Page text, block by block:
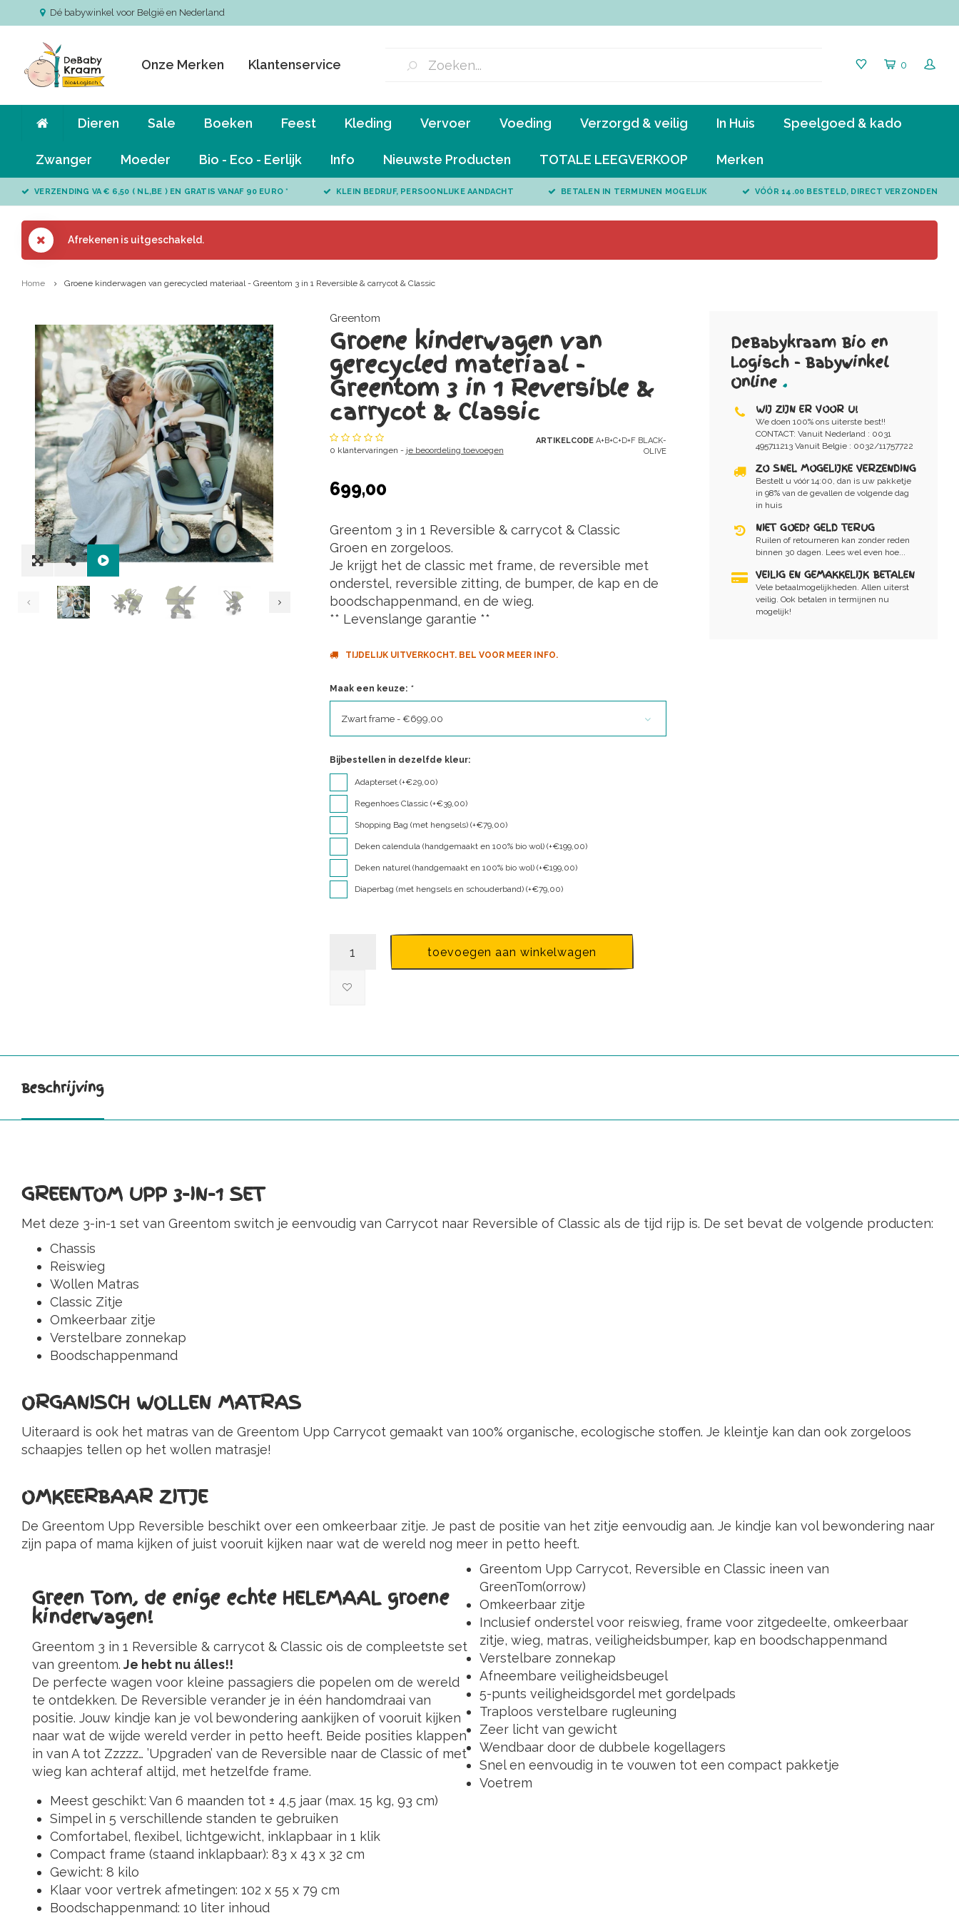
Dé babywinkel voor België en Nederland
Onze Merken Klantenservice 0
Dieren Sale Boeken Feest Kleding Vervoer Voeding Verzorgd & veilig In Huis Speelgoed & kado
Zwanger Moeder Bio - Eco - Eerlijk Info Nieuwste Producten TOTALE LEEGVERKOOP Merken
VERZENDING VA € 6,50 ( NL,BE ) EN GRATIS VANAF 90 EURO * KLEIN BEDRIJF, PERSOONLIJKE AANDACHT BETALEN IN TERMIJNEN MOGELIJK VÓÓR 14.00 BESTELD, DIRECT VERZONDEN
Afrekenen is uitgeschakeld.
Home Groene kinderwagen van gerecycled materiaal - Greentom 3 in 1 Reversible & carrycot & Classic
Greentom
Groene kinderwagen van
gerecycled materiaal -
Greentom 3 in 1 Reversible &
carrycot & Classic
0 klantervaringen - je beoordeling toevoegen
ARTIKELCODEA+B+C+D+F BLACK-
OLIVE
699,00
Greentom 3 in 1 Reversible & carrycot & Classic
Groen en zorgeloos.
Je krijgt het de classic met frame, de reversible met
onderstel, reversible zitting, de bumper, de kap en de
boodschappenmand, en de wieg.
** Levenslange garantie **
TIJDELIJK UITVERKOCHT. BEL VOOR MEER INFO.
Maak een keuze: *
Zwart frame - €699,00
Bijbestellen in dezelfde kleur:
Adapterset (+€29,00)
Regenhoes Classic (+€39,00)
Shopping Bag (met hengsels) (+€79,00)
Deken calendula (handgemaakt en 100% bio wol) (+€199,00)
Deken naturel (handgemaakt en 100% bio wol) (+€199,00)
Diaperbag (met hengsels en schouderband) (+€79,00)
toevoegen aan winkelwagen
DeBabykraam Bio en
Logisch - Babywinkel
Online .
WIJ ZIJN ER VOOR U!
We doen 100% ons uiterste best!!
CONTACT: Vanuit Nederland : 0031
495711213 Vanuit Belgie : 0032/11757722
ZO SNEL MOGELIJKE VERZENDING
Bestelt u vóór 14:00, dan is uw pakketje
in 98% van de gevallen de volgende dag
in huis
NIET GOED? GELD TERUG
Ruilen of retourneren kan zonder reden
binnen 30 dagen. Lees wel even hoe...
VEILIG EN GEMAKKELIJK BETALEN
Vele betaalmogelijkheden. Allen uiterst
veilig. Ook betalen in termijnen nu
mogelijk!
Beschrijving
GREENTOM UPP 3-IN-1 SET
Met deze 3-in-1 set van Greentom switch je eenvoudig van Carrycot naar Reversible of Classic als de tijd rijp is. De set bevat de volgende producten:
Chassis
Reiswieg
Wollen Matras
Classic Zitje
Omkeerbaar zitje
Verstelbare zonnekap
Boodschappenmand
ORGANISCH WOLLEN MATRAS
Uiteraard is ook het matras van de Greentom Upp Carrycot gemaakt van 100% organische, ecologische stoffen. Je kleintje kan dan ook zorgeloos
schaapjes tellen op het wollen matrasje!
OMKEERBAAR ZITJE
De Greentom Upp Reversible beschikt over een omkeerbaar zitje. Je past de positie van het zitje eenvoudig aan. Je kindje kan vol bewondering naar
zijn papa of mama kijken of juist vooruit kijken naar wat de wereld nog meer in petto heeft.
Green Tom, de enige echte HELEMAAL groene
kinderwagen!
Greentom 3 in 1 Reversible & carrycot & Classic ois de compleetste set
van greentom. Je hebt nu álles!!
De perfecte wagen voor kleine passagiers die popelen om de wereld
te ontdekken. De Reversible verander je in één handomdraai van
positie. Jouw kindje kan je vol bewondering aankijken of vooruit kijken
naar wat de wijde wereld verder in petto heeft. Beide posities klappen
in van A tot Zzzzz… ’Upgraden’ van de Reversible naar de Classic of met
wieg kan achteraf altijd, met hetzelfde frame.
Greentom Upp Carrycot, Reversible en Classic ineen van
GreenTom(orrow)
Omkeerbaar zitje
Inclusief onderstel voor reiswieg, frame voor zitgedeelte, omkeerbaar
zitje, wieg, matras, veiligheidsbumper, kap en boodschappenmand
Verstelbare zonnekap
Afneembare veiligheidsbeugel
5-punts veiligheidsgordel met gordelpads
Traploos verstelbare rugleuning
Zeer licht van gewicht
Wendbaar door de dubbele kogellagers
Snel en eenvoudig in te vouwen tot een compact pakketje
Voetrem
Meest geschikt: Van 6 maanden tot ± 4,5 jaar (max. 15 kg, 93 cm)
Simpel in 5 verschillende standen te gebruiken
Comfortabel, flexibel, lichtgewicht, inklapbaar in 1 klik
Compact frame (staand inklapbaar): 83 x 43 x 32 cm
Gewicht: 8 kilo
Klaar voor vertrek afmetingen: 102 x 55 x 79 cm
Boodschappenmand: 10 liter inhoud